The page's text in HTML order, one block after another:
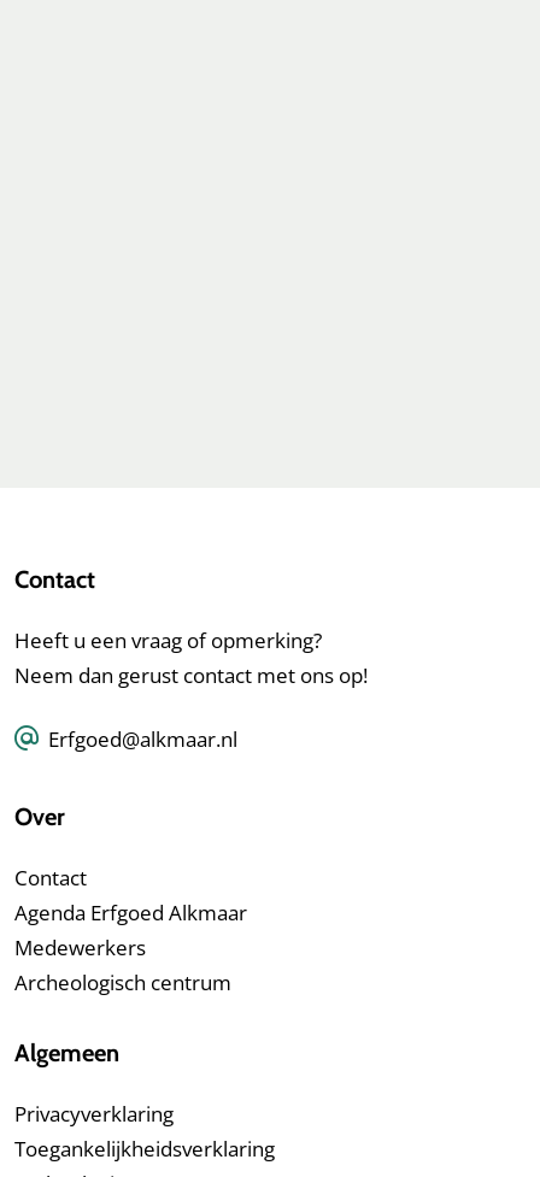
Contact
Heeft u een vraag of opmerking?
Neem dan gerust contact met ons op!
Erfgoed@alkmaar.nl
Over
Contact
Agenda Erfgoed Alkmaar
Medewerkers
Archeologisch centrum
Algemeen
Privacyverklaring
Toegankelijkheidsverklaring